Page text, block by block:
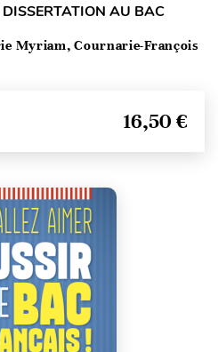
AU BAC
Myriam, Cournarie-François
16,50 €